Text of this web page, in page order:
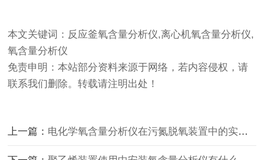
本文关键词：反应釜氧含量分析仪,离心机氧含量分析仪,
氧含量分析仪
免责申明：本站部分资料来源于网络，若内容侵权，请
联系我们删除。转载请注明出处！
上一篇： 电化学氧含量分析仪在污氮脱氧装置中的实际应用案例